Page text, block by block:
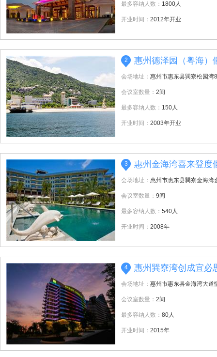
最多容纳人数： 1800人
开业时间： 2012年开业
2 惠州德泽园（粤海）
会场地址： 惠州市惠东县巽寮松园湾
会议室数量： 2间
最多容纳人数： 150人
开业时间： 2003年开业
3 惠州金海湾喜来登度
会场地址： 惠州市惠东县巽寮金海湾
会议室数量： 9间
最多容纳人数： 540人
开业时间： 2008年
4 惠州巽寮湾创成宜必
会场地址： 惠州市惠东县金海湾大道
会议室数量： 2间
最多容纳人数： 80人
开业时间： 2015年